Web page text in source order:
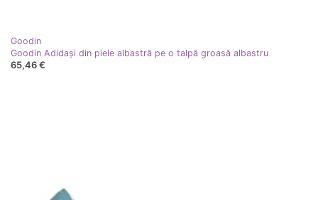
Goodin
Goodin Adidași din piele albastră pe o talpă groasă albastru
65,46 €